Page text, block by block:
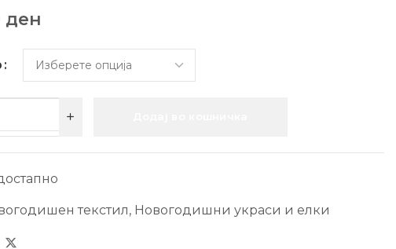
ден
текстил, Новогодишни украси и елки